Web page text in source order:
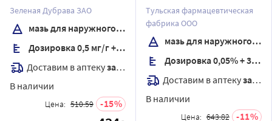
наружного применения 15
гр
Зеленая Дубрава ЗАО
мазь для наружного применения
Дозировка 0,5 мг/г + 1 мг/г + 10 мг/г
Доставим в аптекузавтра
В наличии
Цена: 510.59 15
применения 30 гр
Тульская фармацевтическая
фабрика ООО
мазь для наружного применения
Дозировка 0,05% + 3,0%
Доставим в аптекузавтра
В наличии
Цена: 643.82 11